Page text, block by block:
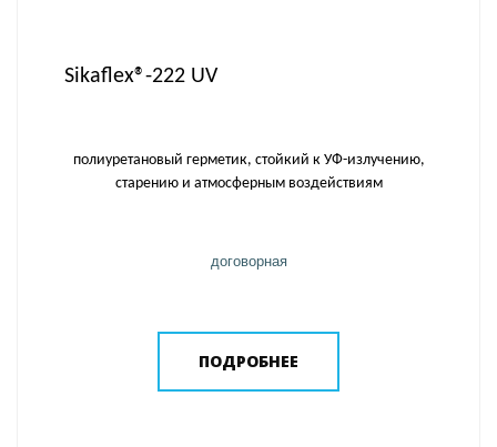
Sikaflex®-222 UV
полиуретановый герметик, стойкий к УФ-излучению,
старению и атмосферным воздействиям
договорная
ПОДРОБНЕЕ